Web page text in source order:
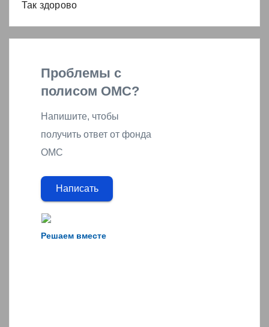
Так здорово
Решаем вместе
Проблемы с
полисом ОМС?
Напишите, чтобы
получить ответ от фонда
ОМС
Написать